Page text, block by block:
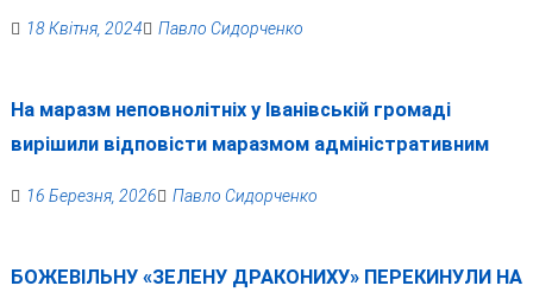
18 Квітня, 2024 Павло Сидорченко
На маразм неповнолітніх у Іванівській громаді
вирішили відповісти маразмом адміністративним
16 Березня, 2026 Павло Сидорченко
БОЖЕВІЛЬНУ «ЗЕЛЕНУ ДРАКОНИХУ» ПЕРЕКИНУЛИ НА